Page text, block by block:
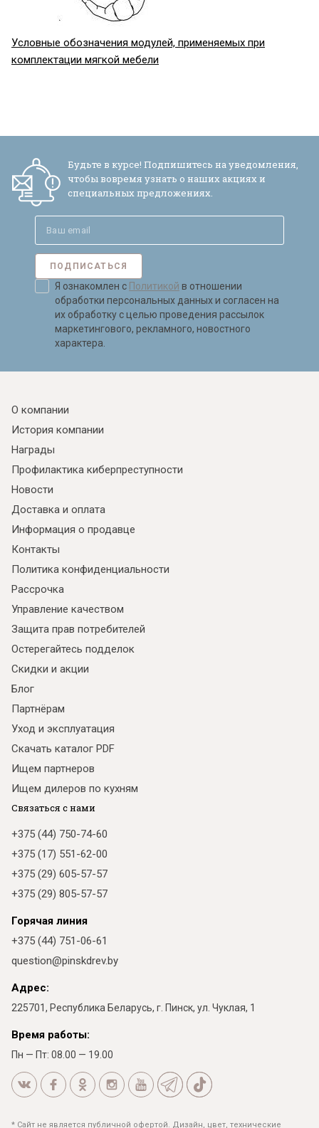
Я ознакомлен сПолитикойв отношении
обработки персональных данных и
согласен на их обработку.
Условные обозначения модулей, применяемых при
комплектации мягкой мебели
Будьте в курсе! Подпишитесь на уведомления,
чтобы вовремя узнать о наших акциях и
специальных предложениях.
ПОДПИСАТЬСЯ
Я ознакомлен с Политикой в отношении
обработки персональных данных и согласен на
их обработку с целью проведения рассылок
маркетингового, рекламного, новостного
характера.
О компании
История компании
Награды
Профилактика киберпреступности
Новости
Доставка и оплата
Информация о продавце
Контакты
Политика конфиденциальности
Рассрочка
Управление качеством
Защита прав потребителей
Остерегайтесь подделок
Скидки и акции
Блог
Партнёрам
Уход и эксплуатация
Скачать каталог PDF
Ищем партнеров
Ищем дилеров по кухням
Связаться с нами
+375 (44) 750-74-60
+375 (17) 551-62-00
+375 (29) 605-57-57
+375 (29) 805-57-57
Горячая линия
+375 (44) 751-06-61
question@pinskdrev.by
Адрес:
225701, Республика Беларусь, г. Пинск, ул. Чуклая, 1
Время работы:
Пн — Пт: 08.00 — 19.00
* Сайт не является публичной офертой. Дизайн, цвет, технические